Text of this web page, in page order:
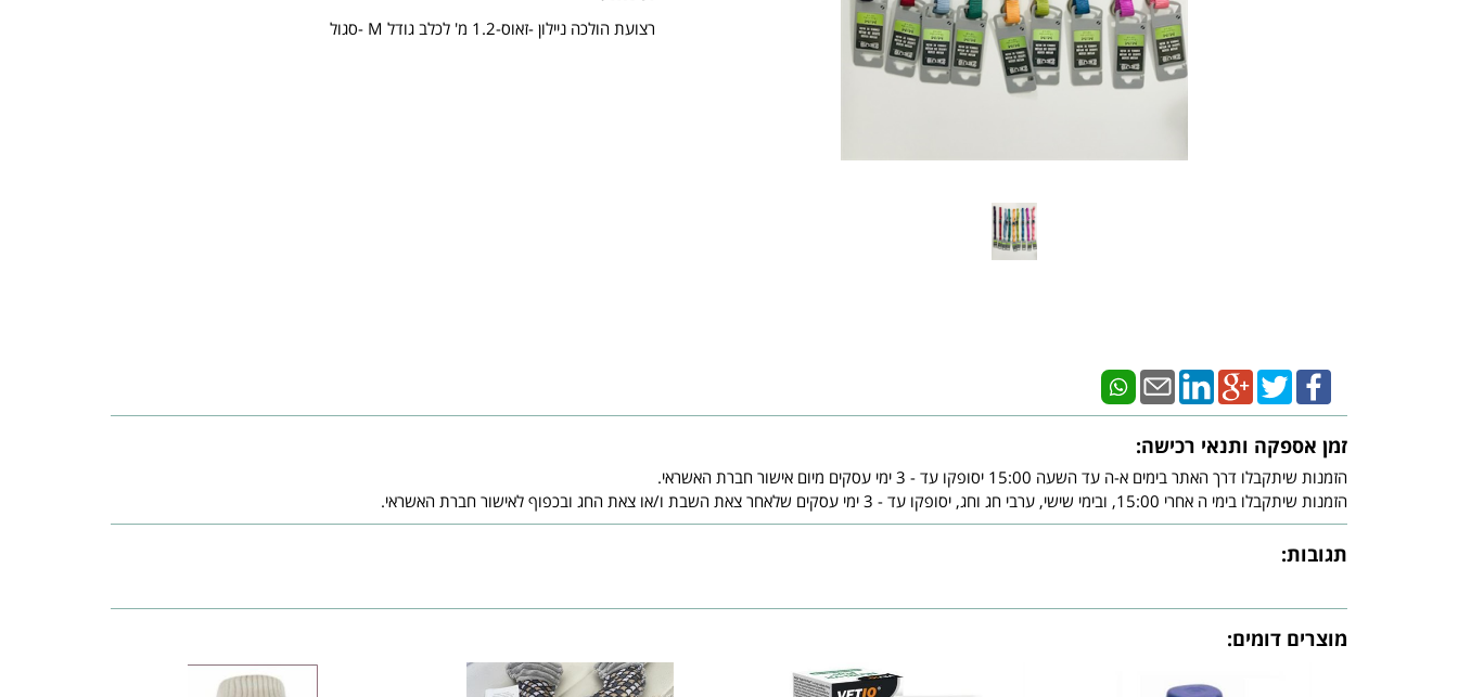
רצועת הולכה ניילון -זאוס-1.2 מ' לכלב גודל M -סגול
זמן אספקה ותנאי רכישה:
הזמנות שיתקבלו דרך האתר בימים א-ה עד השעה 15:00 יסופקו עד - 3 ימי עסקים מיום אישור חברת האשראי.
הזמנות שיתקבלו בימי ה אחרי 15:00, ובימי שישי, ערבי חג וחג, יסופקו עד - 3 ימי עסקים שלאחר צאת השבת ו/או צאת החג ובכפוף לאישור חברת האשראי.
תגובות:
מוצרים דומים: